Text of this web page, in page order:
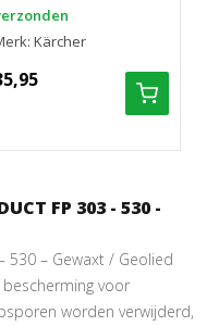
Kärcher
FP 303 - 530 -
530 – Gewaxt / Geolied
voor
worden verwijderd,